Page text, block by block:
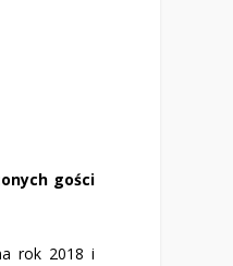
gości
rok 2018 i